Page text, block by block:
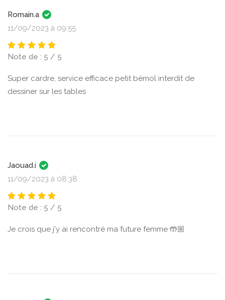
Romain.a
11/09/2023 à 09:55
Note de : 5 / 5
Super cardre, service efficace petit bémol interdit de
dessiner sur les tables
Jaouad.i
11/09/2023 à 08:38
Note de : 5 / 5
Je crois que j'y ai rencontré ma future femme 🤲🏼